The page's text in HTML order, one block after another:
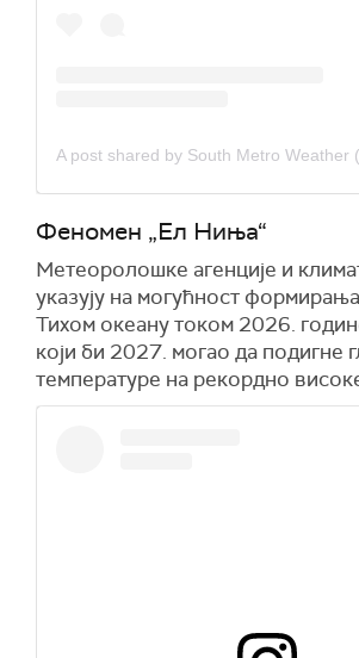
Феномен „Ел Ниња“
Метеоролошке агенције и
указују на могућност
Тихом океану током 2026.
који би 2027. могао да подигне
температуре на рекордно